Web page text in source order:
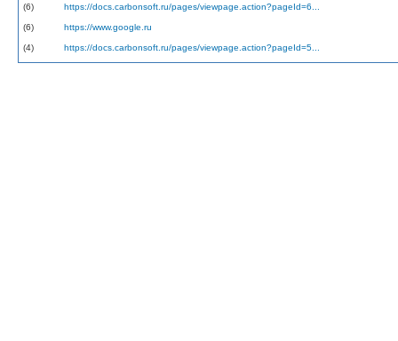
(6) https://docs.carbonsoft.ru/pages/viewpage.action?pageId=6...
(6) https://www.google.ru
(4) https://docs.carbonsoft.ru/pages/viewpage.action?pageId=5...